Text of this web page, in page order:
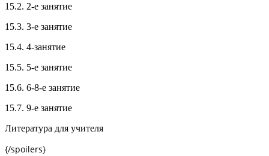
15.2. 2-е занятие
15.3. 3-е занятие
15.4. 4-занятие
15.5. 5-е занятие
15.6. 6-8-е занятие
15.7. 9-е занятие
Литература для учителя
{/spoilers}